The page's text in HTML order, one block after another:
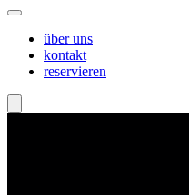
über uns
kontakt
reservieren